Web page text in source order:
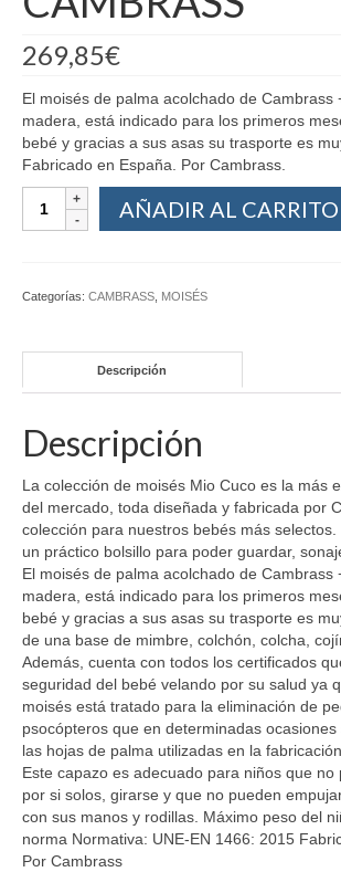
269,85€
El moisés de palma acolchado de Cambrass
madera, está indicado para los primeros
bebé y gracias a sus asas su trasporte es
Fabricado en España. Por Cambrass.
AÑADIR AL CARRITO
Categorías: CAMBRASS MOISÉS
Descripción
Descripción
La colección de moisés Mio Cuco es la más
del mercado, toda diseñada y fabricada por
colección para nuestros bebés más
un práctico bolsillo para poder guardar,
El moisés de palma acolchado de Cambrass
madera, está indicado para los primeros
bebé y gracias a sus asas su trasporte es
de una base de mimbre, colchón, colcha,
Además, cuenta con todos los certificados
seguridad del bebé velando por su salud ya
moisés está tratado para la eliminación de
psocópteros que en determinadas
las hojas de palma utilizadas en la
Este capazo es adecuado para niños que no
por si solos, girarse y que no pueden
con sus manos y rodillas. Máximo peso del
norma Normativa: UNE-EN 1466: 2015
Por Cambrass